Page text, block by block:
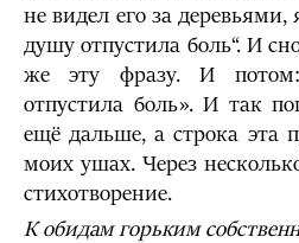
не видел его за
душу отпустила боль“. И
же эту фразу. И
отпустила боль». И так
ещё дальше, а строка эта
моих ушах. Через
стихотворение.
К обидам горьким